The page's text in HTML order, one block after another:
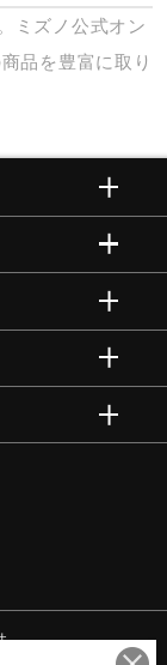
ミズノ公式オン
品を豊富に取り